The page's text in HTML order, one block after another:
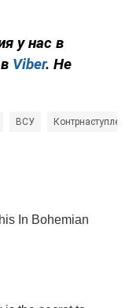
у нас в
Viber. Не
ВСУ